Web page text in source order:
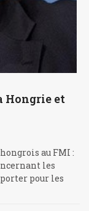
Hongrie et
au FMI :
les
pour les